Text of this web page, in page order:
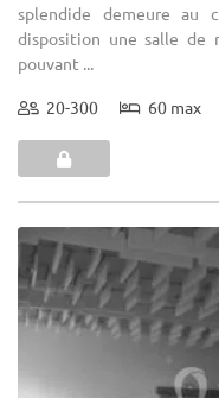
splendide demeure au
disposition une salle de
pouvant ...
20-300 60 max